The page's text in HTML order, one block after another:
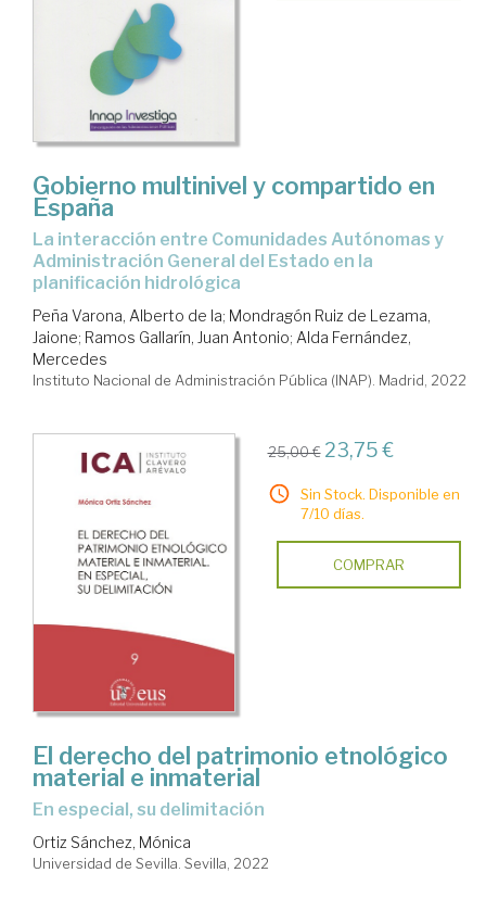
Gobierno multinivel y compartido en
España
la interacción entre Comunidades Autónomas y
Administración General del Estado en la
planificación hidrológica
Peña Varona, Alberto de la; Mondragón Ruiz de Lezama,
Jaione; Ramos Gallarín, Juan Antonio; Alda Fernández,
Mercedes
Instituto Nacional de Administración Pública (INAP). Madrid, 2022
25,00 € 23,75 €
Sin Stock. Disponible en
7/10 días.
COMPRAR
El derecho del patrimonio etnológico
material e inmaterial
En especial, su delimitación
Ortiz Sánchez, Mónica
Universidad de Sevilla. Sevilla, 2022